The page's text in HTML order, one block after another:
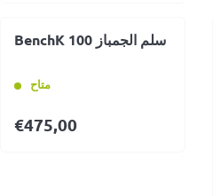
BenchK 100 سلم الجمباز
متاح
€475,00